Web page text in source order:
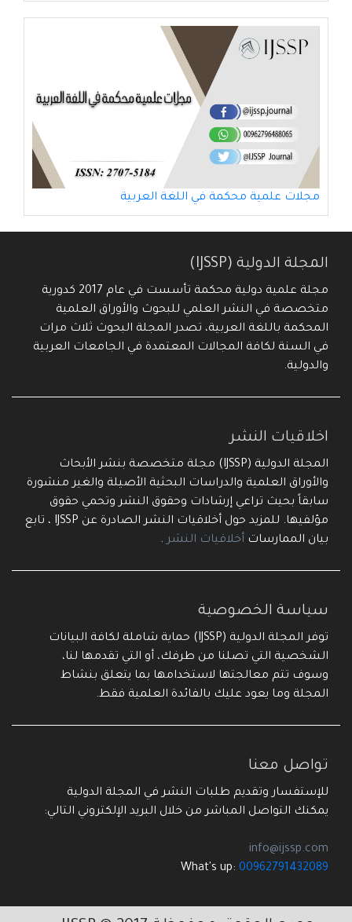
مجلات علمية محكمة في اللغة العربية
المجلة الدولية (IJSSP)
مجلة علمية دولية محكمة تأسست في عام 2017 كدورية
متخصصة في النشر العلمي للبحوث والأوراق العلمية
المحكمة باللغة العربية، تصدر المجلة البحوث ثلاث مرات
في السنة لكافة المجالات المعتمدة في الجامعات العربية
والدولية.
اخلاقيات النشر
المجلة الدولية (IJSSP) مجلة متخصصة بنشر الأبحاث
والأوراق العلمية والدراسات البحثية الأصيلة والغير منشورة
سابقاً بحيث تراعي إرشادات وحقوق النشر وتحمي حقوق
مؤلفيها. للمزيد حول أخلاقيات النشر الصادرة عن IJSSP ، تابع
بيان الممارساتأخلاقيات النشر.
سياسة الخصوصية
توفر المجلة الدولية (IJSSP) حماية شاملة لكافة البيانات
الشخصية التي تصلنا من طرفك، أو التي تقدمها لنا،
وسوف تتم معالجتها لاستخدامها بما يتعلق بنشاط
المجلة وما يعود عليك بالفائدة العلمية فقط.
تواصل معنا
للإستفسار وتقديم طلبات النشر في المجلة الدولية
يمكنك التواصل المباشر من خلال البريد الإلكتروني التالي:
info@ijssp.com
What's up:00962791432089